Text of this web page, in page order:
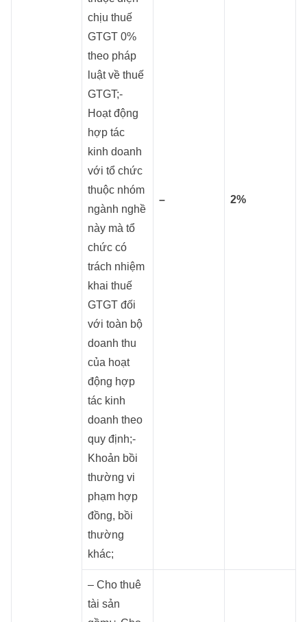
chịu thuế
GTGT 0%
theo pháp
luật về thuế
GTGT;-
Hoạt động
hợp tác
kinh doanh
với tổ chức
thuộc nhóm
ngành nghề
này mà tổ
chức có
trách nhiệm
khai thuế
GTGT đối
với toàn bộ
doanh thu
của hoạt
động hợp
tác kinh
doanh theo
quy định;-
Khoản bồi
thường vi
phạm hợp
đồng, bồi
thường
khác;
– 2%
– Cho thuê
tài sản